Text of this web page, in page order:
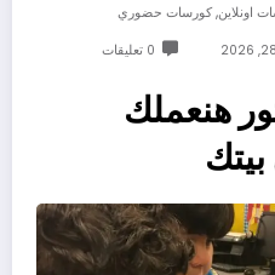
اونلاين,كورسات حضوري
0 تعليقات
هنعملك